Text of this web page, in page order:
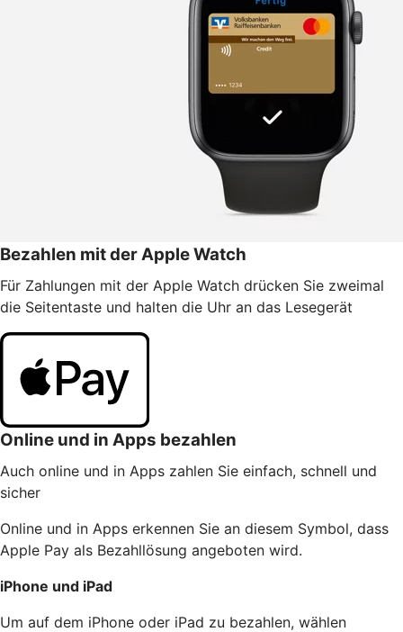
Bezahlen mit der Apple Watch
Für Zahlungen mit der Apple Watch drücken Sie zweimal
die Seitentaste und halten die Uhr an das Lesegerät
Online und in Apps bezahlen
Auch online und in Apps zahlen Sie einfach, schnell und
sicher
Online und in Apps erkennen Sie an diesem Symbol, dass
Apple Pay als Bezahllösung angeboten wird.
iPhone und iPad
Um auf dem iPhone oder iPad zu bezahlen, wählen